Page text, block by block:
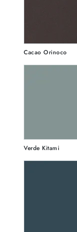
Cacao Orinoco
Verde Kitami